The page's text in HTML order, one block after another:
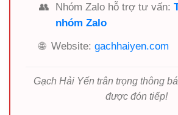
👥
Nhóm Zalo hỗ trợ tư vấn:
nhóm Zalo
🌐 Website: gachhaiyen.com
Gạch Hải Yến trân trọng thông
được đón tiếp!